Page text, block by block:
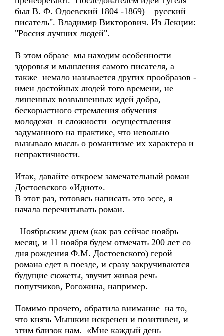
был В. Ф. Одоевский 1804 -1869) – русский
писатель". Владимир Викторович. Из Лекции:
"Россия лучших людей".
В этом образе мы находим особенности
здоровья и мышления самого писателя, а
также немало называется других прообразов -
имен достойных людей того времени, не
лишенных возвышенных идей добра,
бескорыстного стремления обучения
молодежи и сложности осуществления
задуманного на практике, что невольно
вызывало мысль о романтизме их характера и
непрактичности.
Итак, давайте откроем замечательный роман
Достоевского «Идиот».
В этот раз, готовясь написать это эссе, я
начала перечитывать роман.
Ноябрьским днем (как раз сейчас ноябрь
месяц, и 11 ноября будем отмечать 200 лет со
дня рождения Ф.М. Достоевского) герой
романа едет в поезде, и сразу закручиваются
будущие сюжеты, звучит живая речь
попутчиков, Рогожина, например.
Помимо прочего, обратила внимание на то,
что князь Мышкин искренен и позитивен, и
этим близок нам. «Мне каждый день